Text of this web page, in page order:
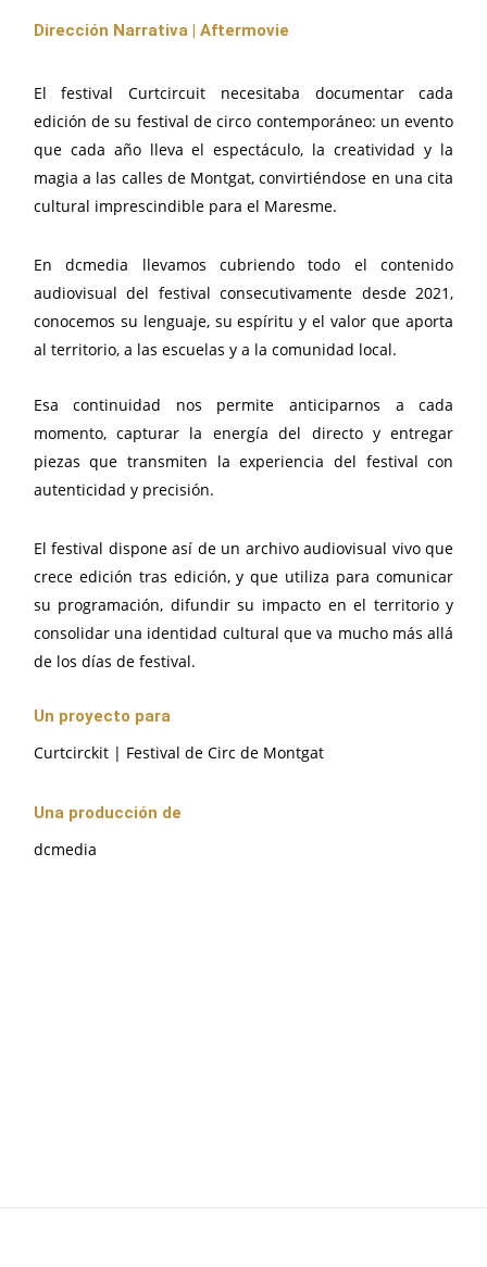
Dirección Narrativa | Aftermovie
El festival Curtcircuit necesitaba documentar cada
edición de su festival de circo contemporáneo: un evento
que cada año lleva el espectáculo, la creatividad y la
magia a las calles de Montgat, convirtiéndose en una cita
cultural imprescindible para el Maresme.
En dcmedia llevamos cubriendo todo el contenido
audiovisual del festival consecutivamente desde 2021,
conocemos su lenguaje, su espíritu y el valor que aporta
al territorio, a las escuelas y a la comunidad local.
Esa continuidad nos permite anticiparnos a cada
momento, capturar la energía del directo y entregar
piezas que transmiten la experiencia del festival con
autenticidad y precisión.
El festival dispone así de un archivo audiovisual vivo que
crece edición tras edición, y que utiliza para comunicar
su programación, difundir su impacto en el territorio y
consolidar una identidad cultural que va mucho más allá
de los días de festival.
Un proyecto para
Curtcirckit | Festival de Circ de Montgat
Una producción de
dcmedia